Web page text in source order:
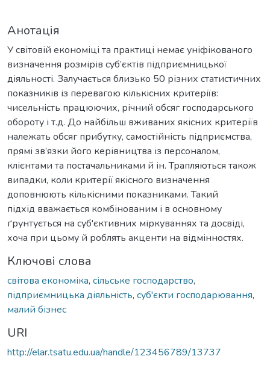
Анотація
У світовій економіці та практиці немає уніфікованого
визначення розмірів суб’єктів підприємницької
діяльності. Залучається близько 50 різних статистичних
показників із перевагою кількісних критеріїв:
чисельність працюючих, річний обсяг господарського
обороту і т.д. До найбільш вживаних якісних критеріїв
належать обсяг прибутку, самостійність підприємства,
прямі зв’язки його керівництва із персоналом,
клієнтами та постачальниками й ін. Трапляються також
випадки, коли критерії якісного визначення
доповнюють кількісними показниками. Такий
підхід вважається комбінованим і в основному
ґрунтується на суб'єктивних міркуваннях та досвіді,
хоча при цьому й роблять акценти на відмінностях.
Ключові слова
світова економіка, сільське господарство,
підприємницька діяльність, суб'єкти господарювання,
малий бізнес
URI
http://elar.tsatu.edu.ua/handle/123456789/13737